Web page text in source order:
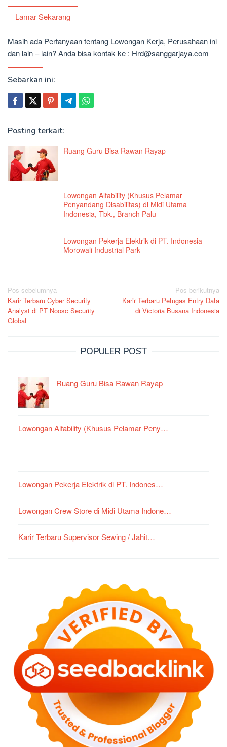
Lamar Sekarang
Masih ada Pertanyaan tentang Lowongan Kerja, Perusahaan ini
dan lain – lain? Anda bisa kontak ke : Hrd@sanggarjaya.com
Sebarkan ini:
Posting terkait:
Ruang Guru Bisa Rawan Rayap
Lowongan Alfability (Khusus Pelamar
Penyandang Disabilitas) di Midi Utama
Indonesia, Tbk., Branch Palu
Lowongan Pekerja Elektrik di PT. Indonesia
Morowali Industrial Park
Navigasi
pos
Pos sebelumnya
Karir Terbaru Cyber Security
Analyst di PT Noosc Security
Global
Pos berikutnya
Karir Terbaru Petugas Entry Data
di Victoria Busana Indonesia
POPULER POST
Ruang Guru Bisa Rawan Rayap
Lowongan Alfability (Khusus Pelamar Peny…
Lowongan Pekerja Elektrik di PT. Indones…
Lowongan Crew Store di Midi Utama Indone…
Karir Terbaru Supervisor Sewing / Jahit…